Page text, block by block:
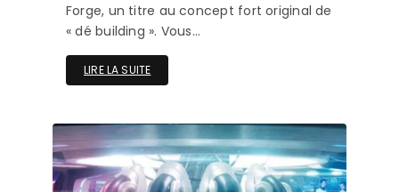
Forge, un titre au concept fort original de
« dé building ». Vous…
LIRE LA SUITE